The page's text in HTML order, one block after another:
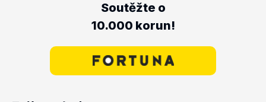
Soutěžte o
10.000 korun!